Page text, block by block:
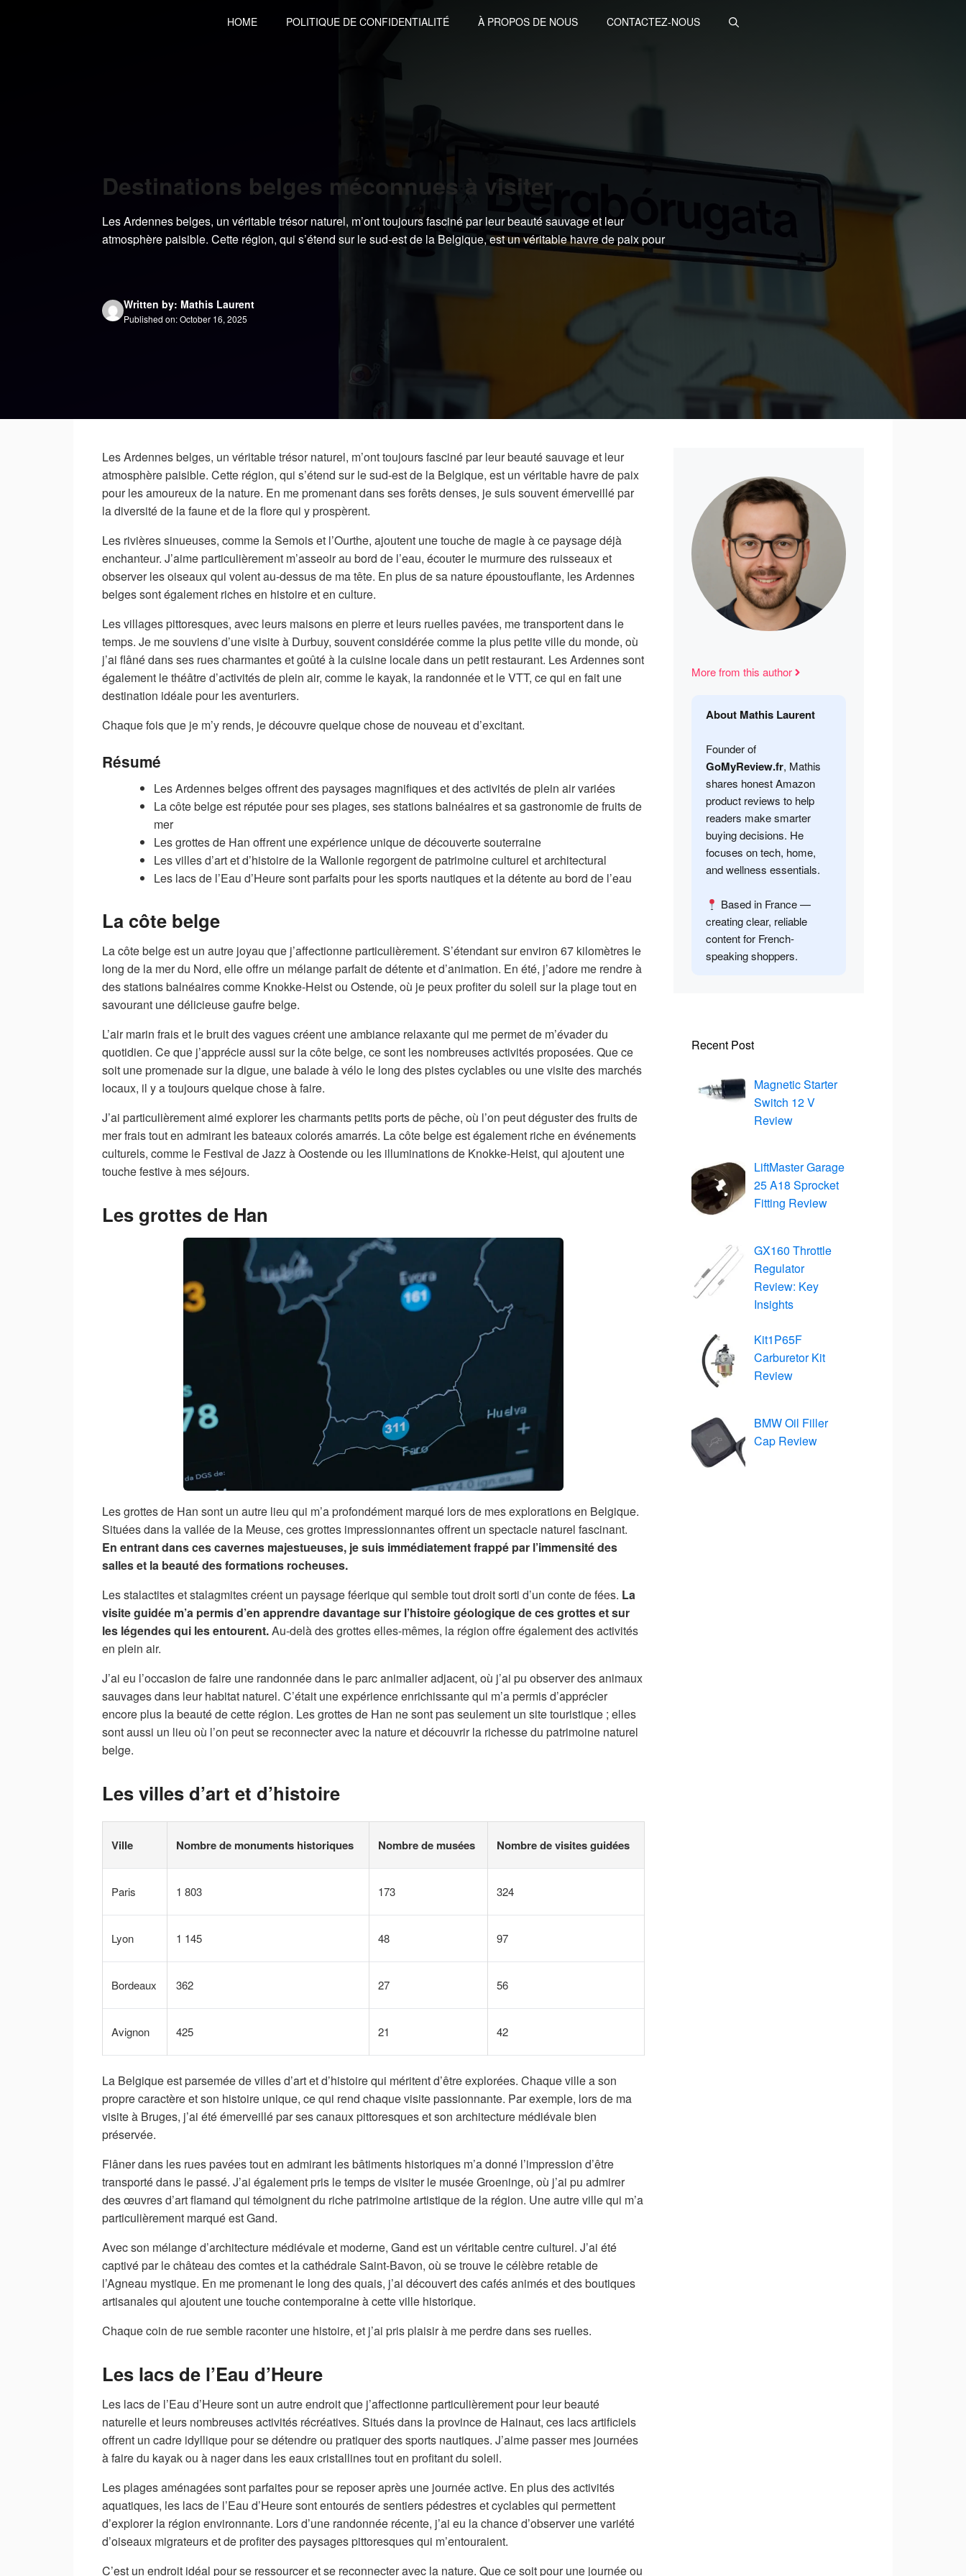
HOME POLITIQUE DE CONFIDENTIALITÉ À PROPOS DE NOUS CONTACTEZ-NOUS
Destinations belges méconnues à visiter
Les Ardennes belges, un véritable trésor naturel, m’ont toujours fasciné par leur beauté sauvage et leur
atmosphère paisible. Cette région, qui s’étend sur le sud-est de la Belgique, est un véritable havre de paix pour
Written by: Mathis Laurent
Published on: October 16, 2025
Les Ardennes belges, un véritable trésor naturel, m’ont toujours fasciné par leur beauté sauvage et leur
atmosphère paisible. Cette région, qui s’étend sur le sud-est de la Belgique, est un véritable havre de paix
pour les amoureux de la nature. En me promenant dans ses forêts denses, je suis souvent émerveillé par
la diversité de la faune et de la flore qui y prospèrent.
Les rivières sinueuses, comme la Semois et l’Ourthe, ajoutent une touche de magie à ce paysage déjà
enchanteur. J’aime particulièrement m’asseoir au bord de l’eau, écouter le murmure des ruisseaux et
observer les oiseaux qui volent au-dessus de ma tête. En plus de sa nature époustouflante, les Ardennes
belges sont également riches en histoire et en culture.
Les villages pittoresques, avec leurs maisons en pierre et leurs ruelles pavées, me transportent dans le
temps. Je me souviens d’une visite à Durbuy, souvent considérée comme la plus petite ville du monde, où
j’ai flâné dans ses rues charmantes et goûté à la cuisine locale dans un petit restaurant. Les Ardennes sont
également le théâtre d’activités de plein air, comme le kayak, la randonnée et le VTT, ce qui en fait une
destination idéale pour les aventuriers.
Chaque fois que je m’y rends, je découvre quelque chose de nouveau et d’excitant.
Résumé
Les Ardennes belges offrent des paysages magnifiques et des activités de plein air variées
La côte belge est réputée pour ses plages, ses stations balnéaires et sa gastronomie de fruits de
mer
Les grottes de Han offrent une expérience unique de découverte souterraine
Les villes d’art et d’histoire de la Wallonie regorgent de patrimoine culturel et architectural
Les lacs de l’Eau d’Heure sont parfaits pour les sports nautiques et la détente au bord de l’eau
La côte belge
La côte belge est un autre joyau que j’affectionne particulièrement. S’étendant sur environ 67 kilomètres le
long de la mer du Nord, elle offre un mélange parfait de détente et d’animation. En été, j’adore me rendre à
des stations balnéaires comme Knokke-Heist ou Ostende, où je peux profiter du soleil sur la plage tout en
savourant une délicieuse gaufre belge.
L’air marin frais et le bruit des vagues créent une ambiance relaxante qui me permet de m’évader du
quotidien. Ce que j’apprécie aussi sur la côte belge, ce sont les nombreuses activités proposées. Que ce
soit une promenade sur la digue, une balade à vélo le long des pistes cyclables ou une visite des marchés
locaux, il y a toujours quelque chose à faire.
J’ai particulièrement aimé explorer les charmants petits ports de pêche, où l’on peut déguster des fruits de
mer frais tout en admirant les bateaux colorés amarrés. La côte belge est également riche en événements
culturels, comme le Festival de Jazz à Oostende ou les illuminations de Knokke-Heist, qui ajoutent une
touche festive à mes séjours.
Les grottes de Han
Les grottes de Han sont un autre lieu qui m’a profondément marqué lors de mes explorations en Belgique.
Situées dans la vallée de la Meuse, ces grottes impressionnantes offrent un spectacle naturel fascinant.
En entrant dans ces cavernes majestueuses, je suis immédiatement frappé par l’immensité des
salles et la beauté des formations rocheuses.
Les stalactites et stalagmites créent un paysage féerique qui semble tout droit sorti d’un conte de fées. La
visite guidée m’a permis d’en apprendre davantage sur l’histoire géologique de ces grottes et sur
les légendes qui les entourent.Au-delà des grottes elles-mêmes, la région offre également des activités
en plein air.
J’ai eu l’occasion de faire une randonnée dans le parc animalier adjacent, où j’ai pu observer des animaux
sauvages dans leur habitat naturel. C’était une expérience enrichissante qui m’a permis d’apprécier
encore plus la beauté de cette région. Les grottes de Han ne sont pas seulement un site touristique ; elles
sont aussi un lieu où l’on peut se reconnecter avec la nature et découvrir la richesse du patrimoine naturel
belge.
Les villes d’art et d’histoire
Ville Nombre de monuments historiques Nombre de musées Nombre de visites guidées
Paris 1 803 173 324
Lyon 1 145 48 97
Bordeaux 362 27 56
Avignon 425 21 42
La Belgique est parsemée de villes d’art et d’histoire qui méritent d’être explorées. Chaque ville a son
propre caractère et son histoire unique, ce qui rend chaque visite passionnante. Par exemple, lors de ma
visite à Bruges, j’ai été émerveillé par ses canaux pittoresques et son architecture médiévale bien
préservée.
Flâner dans les rues pavées tout en admirant les bâtiments historiques m’a donné l’impression d’être
transporté dans le passé. J’ai également pris le temps de visiter le musée Groeninge, où j’ai pu admirer
des œuvres d’art flamand qui témoignent du riche patrimoine artistique de la région. Une autre ville qui m’a
particulièrement marqué est Gand.
Avec son mélange d’architecture médiévale et moderne, Gand est un véritable centre culturel. J’ai été
captivé par le château des comtes et la cathédrale Saint-Bavon, où se trouve le célèbre retable de
l’Agneau mystique. En me promenant le long des quais, j’ai découvert des cafés animés et des boutiques
artisanales qui ajoutent une touche contemporaine à cette ville historique.
Chaque coin de rue semble raconter une histoire, et j’ai pris plaisir à me perdre dans ses ruelles.
Les lacs de l’Eau d’Heure
Les lacs de l’Eau d’Heure sont un autre endroit que j’affectionne particulièrement pour leur beauté
naturelle et leurs nombreuses activités récréatives. Situés dans la province de Hainaut, ces lacs artificiels
offrent un cadre idyllique pour se détendre ou pratiquer des sports nautiques. J’aime passer mes journées
à faire du kayak ou à nager dans les eaux cristallines tout en profitant du soleil.
Les plages aménagées sont parfaites pour se reposer après une journée active. En plus des activités
aquatiques, les lacs de l’Eau d’Heure sont entourés de sentiers pédestres et cyclables qui permettent
d’explorer la région environnante. Lors d’une randonnée récente, j’ai eu la chance d’observer une variété
d’oiseaux migrateurs et de profiter des paysages pittoresques qui m’entouraient.
C’est un endroit idéal pour se ressourcer et se reconnecter avec la nature. Que ce soit pour une journée ou
More from this author
About Mathis Laurent
Founder of
GoMyReview.fr, Mathis
shares honest Amazon
product reviews to help
readers make smarter
buying decisions. He
focuses on tech, home,
and wellness essentials.
Based in France —
creating clear, reliable
content for French-
speaking shoppers.
Recent Post
Magnetic Starter
Switch 12 V
Review
LiftMaster Garage
25 A18 Sprocket
Fitting Review
GX160 Throttle
Regulator
Review: Key
Insights
Kit1P65F
Carburetor Kit
Review
BMW Oil Filler
Cap Review